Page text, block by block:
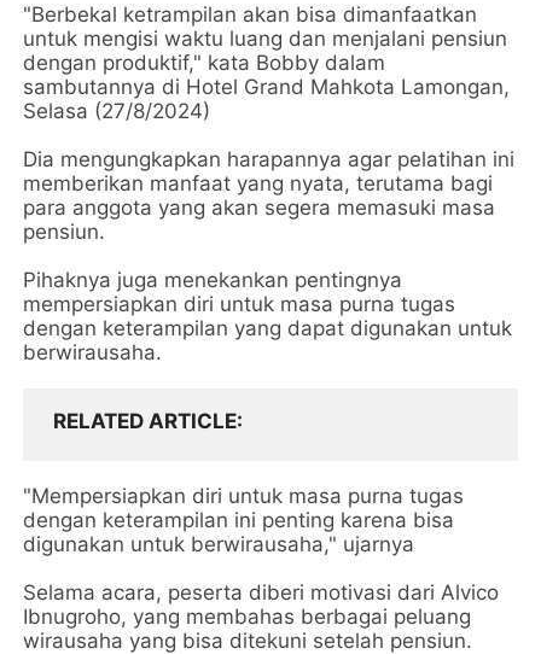
"Berbekal ketrampilan akan bisa dimanfaatkan
untuk mengisi waktu luang dan menjalani pensiun
dengan produktif," kata Bobby dalam
sambutannya di Hotel Grand Mahkota Lamongan,
Selasa (27/8/2024)
Dia mengungkapkan harapannya agar pelatihan ini
memberikan manfaat yang nyata, terutama bagi
para anggota yang akan segera memasuki masa
pensiun.
Pihaknya juga menekankan pentingnya
mempersiapkan diri untuk masa purna tugas
dengan keterampilan yang dapat digunakan untuk
berwirausaha.
RELATED ARTICLE
"Mempersiapkan diri untuk masa purna tugas
dengan keterampilan ini penting karena bisa
digunakan untuk berwirausaha," ujarnya
Selama acara, peserta diberi motivasi dari Alvico
Ibnugroho, yang membahas berbagai peluang
wirausaha yang bisa ditekuni setelah pensiun.